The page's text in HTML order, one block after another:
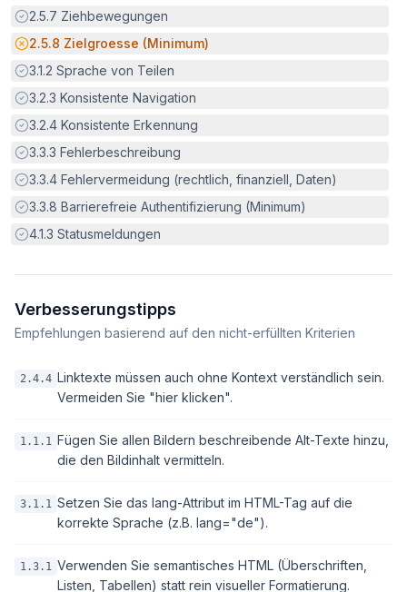
Erfüllt:
2.5.7 Ziehbewegungen
Potenzielle Barriere:
2.5.8 Zielgroesse (Minimum)
Erfüllt:
3.1.2 Sprache von Teilen
Erfüllt:
3.2.3 Konsistente Navigation
Erfüllt:
3.2.4 Konsistente Erkennung
Erfüllt:
3.3.3 Fehlerbeschreibung
Erfüllt:
3.3.4 Fehlervermeidung (rechtlich, finanziell, Daten)
Erfüllt:
3.3.8 Barrierefreie Authentifizierung (Minimum)
Erfüllt:
4.1.3 Statusmeldungen
Verbesserungstipps
Empfehlungen basierend auf den nicht-erfüllten Kriterien
2.4.4 Linktexte müssen auch ohne Kontext verständlich sein.
Vermeiden Sie "hier klicken".
1.1.1 Fügen Sie allen Bildern beschreibende Alt-Texte hinzu,
die den Bildinhalt vermitteln.
3.1.1 Setzen Sie das lang-Attribut im HTML-Tag auf die
korrekte Sprache (z.B. lang="de").
1.3.1 Verwenden Sie semantisches HTML (Überschriften,
Listen, Tabellen) statt rein visueller Formatierung.